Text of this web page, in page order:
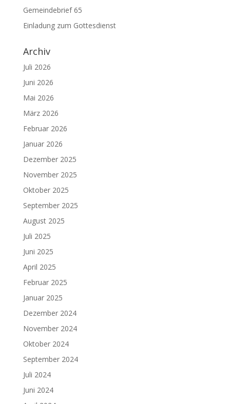
Gemeindebrief 65
Einladung zum Gottesdienst
Archiv
Juli 2026
Juni 2026
Mai 2026
März 2026
Februar 2026
Januar 2026
Dezember 2025
November 2025
Oktober 2025
September 2025
August 2025
Juli 2025
Juni 2025
April 2025
Februar 2025
Januar 2025
Dezember 2024
November 2024
Oktober 2024
September 2024
Juli 2024
Juni 2024